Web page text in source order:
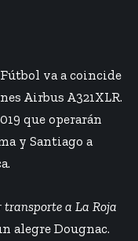
va a coincide
Airbus A321XLR.
que operarán
y Santiago a
transporte a La Roja
alegre Dougnac.